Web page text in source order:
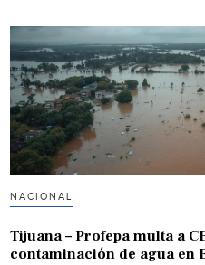
NACIONAL
Tijuana – Profepa multa a
contaminación de agua en